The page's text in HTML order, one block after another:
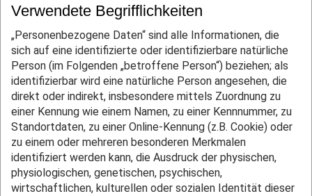
Verwendete Begrifflichkeiten
„Personenbezogene Daten“ sind alle Informationen, die
sich auf eine identifizierte oder identifizierbare natürliche
Person (im Folgenden „betroffene Person“) beziehen; als
identifizierbar wird eine natürliche Person angesehen, die
direkt oder indirekt, insbesondere mittels Zuordnung zu
einer Kennung wie einem Namen, zu einer Kennnummer, zu
Standortdaten, zu einer Online-Kennung (z.B. Cookie) oder
zu einem oder mehreren besonderen Merkmalen
identifiziert werden kann, die Ausdruck der physischen,
physiologischen, genetischen, psychischen,
wirtschaftlichen, kulturellen oder sozialen Identität dieser